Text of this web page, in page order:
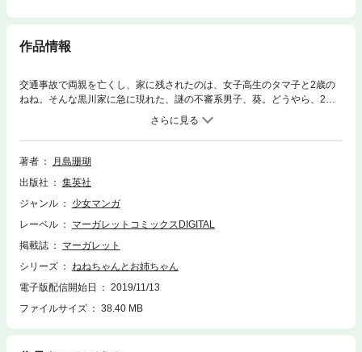
作品情報
交通事故で両親を亡くし、家に残されたのは、女子高生のタマ子と2歳の
ねね。そんな黒川家に急に現れた、謎の不審系男子、葵。どうやら、2人
の面倒を見るためにやって来たらしいけど…!?
著者
月島珊瑚
出版社
集英社
ジャンル
少女マンガ
レーベル
マーガレットコミックスDIGITAL
掲載誌
マーガレット
シリーズ
ねねちゃんとお姉ちゃん
電子版配信開始日
2019/11/13
ファイルサイズ
38.40 MB